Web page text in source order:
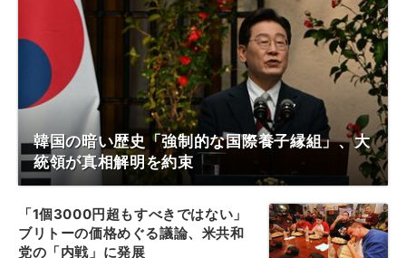
韓国の暗い歴史「強制的な国際養子縁組」、大
統領が真相解明を約束
「1個3000円超もすべきではない」
ブリトーの価格めぐる議論、米共和
党の「内戦」に発展